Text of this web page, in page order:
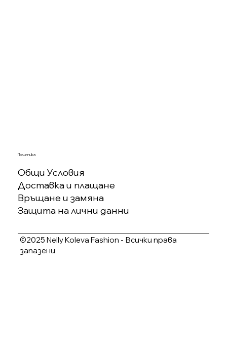
Политика
Общи Условия
Доставка и плащане
Връщане и замяна
Защита на лични данни
©2025 Nelly Koleva Fashion - Всички права
запазени